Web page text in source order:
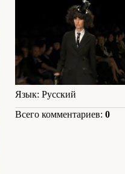
Язык: Русский
Всего комментариев: 0